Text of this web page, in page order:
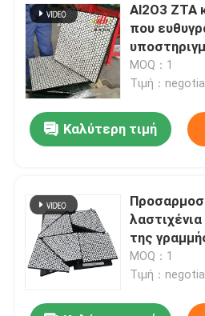
Al2O3 ZTA
που
λάστιχο
MOQ：1
Τιμή：
Καλύτερη τιμή
της
ένδυσης
κεραμικά
MOQ：1
Τιμή：